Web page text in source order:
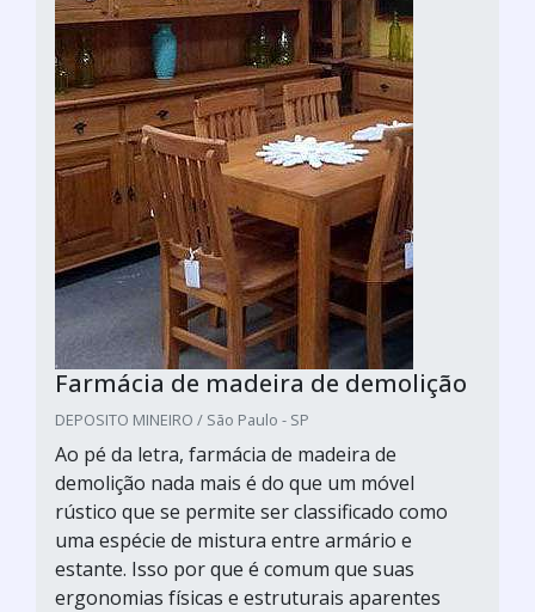
Farmácia de madeira de demolição
DEPOSITO MINEIRO / São Paulo - SP
Ao pé da letra, farmácia de madeira de
demolição nada mais é do que um móvel
rústico que se permite ser classificado como
uma espécie de mistura entre armário e
estante. Isso por que é comum que suas
ergonomias físicas e estruturais aparentes